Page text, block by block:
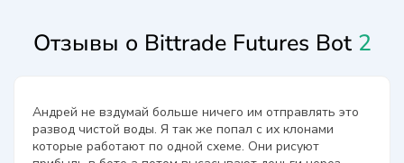
Отзывы о Bittrade Futures Bot 2
Андрей не вздумай больше ничего им отправлять это
развод чистой воды. Я так же попал с их клонами
которые работают по одной схеме. Они рисуют